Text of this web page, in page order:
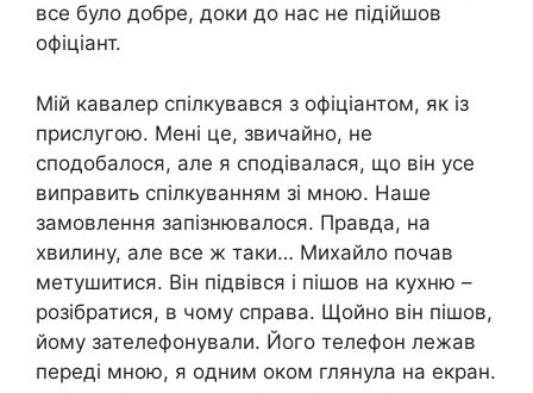
все було добре, доки до нас не підійшов
офіціант.
Мій кавалер спілкувався з офіціантом, як із
прислугою. Мені це, звичайно, не
сподобалося, але я сподівалася, що він усе
виправить спілкуванням зі мною. Наше
замовлення запізнювалося. Правда, на
хвилину, але все ж таки… Михайло почав
метушитися. Він підвівся і пішов на кухню –
розібратися, в чому справа. Щойно він пішов,
йому зателефонували. Його телефон лежав
переді мною, я одним оком глянула на екран.